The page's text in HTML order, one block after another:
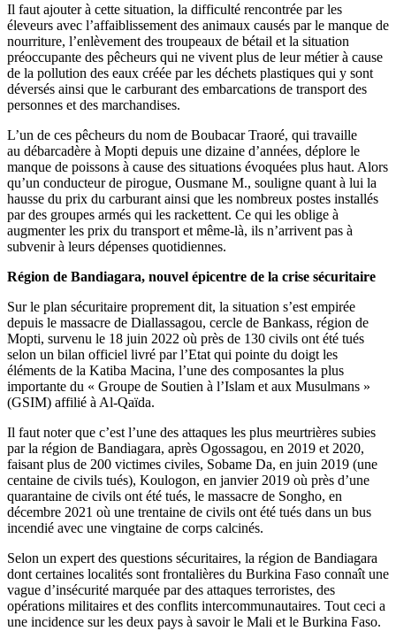
Il faut ajouter à cette situation, la difficulté rencontrée par les
éleveurs avec l’affaiblissement des animaux causés par le manque de
nourriture, l’enlèvement des troupeaux de bétail et la situation
préoccupante des pêcheurs qui ne vivent plus de leur métier à cause
de la pollution des eaux créée par les déchets plastiques qui y sont
déversés ainsi que le carburant des embarcations de transport des
personnes et des marchandises.
L’un de ces pêcheurs du nom de Boubacar Traoré, qui travaille
au débarcadère à Mopti depuis une dizaine d’années, déplore le
manque de poissons à cause des situations évoquées plus haut. Alors
qu’un conducteur de pirogue, Ousmane M., souligne quant à lui la
hausse du prix du carburant ainsi que les nombreux postes installés
par des groupes armés qui les rackettent. Ce qui les oblige à
augmenter les prix du transport et même-là, ils n’arrivent pas à
subvenir à leurs dépenses quotidiennes.
Région de Bandiagara, nouvel épicentre de la crise sécuritaire
Sur le plan sécuritaire proprement dit, la situation s’est empirée
depuis le massacre de Diallassagou, cercle de Bankass, région de
Mopti, survenu le 18 juin 2022 où près de 130 civils ont été tués
selon un bilan officiel livré par l’Etat qui pointe du doigt les
éléments de la Katiba Macina, l’une des composantes la plus
importante du « Groupe de Soutien à l’Islam et aux Musulmans »
(GSIM) affilié à Al-Qaïda.
Il faut noter que c’est l’une des attaques les plus meurtrières subies
par la région de Bandiagara, après Ogossagou, en 2019 et 2020,
faisant plus de 200 victimes civiles, Sobame Da, en juin 2019 (une
centaine de civils tués), Koulogon, en janvier 2019 où près d’une
quarantaine de civils ont été tués, le massacre de Songho, en
décembre 2021 où une trentaine de civils ont été tués dans un bus
incendié avec une vingtaine de corps calcinés.
Selon un expert des questions sécuritaires, la région de Bandiagara
dont certaines localités sont frontalières du Burkina Faso connaît une
vague d’insécurité marquée par des attaques terroristes, des
opérations militaires et des conflits intercommunautaires. Tout ceci a
une incidence sur les deux pays à savoir le Mali et le Burkina Faso.